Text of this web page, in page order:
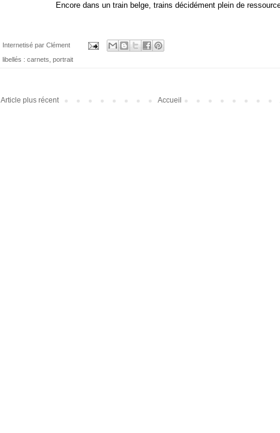
Encore dans un train belge, trains décidément plein de
Internetisé par Clément
libellés : carnets, portrait
Article plus récent Accueil